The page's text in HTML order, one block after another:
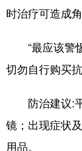
时治疗可造成
“最应该警惕
切勿自行购买
防治建议:平
镜；出现症状
用品。